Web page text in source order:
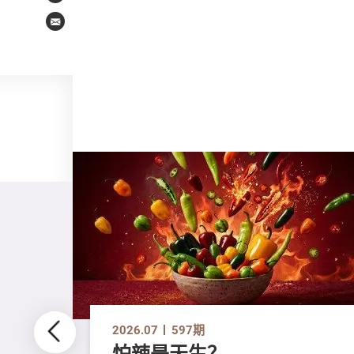
Email
2026.07 597期